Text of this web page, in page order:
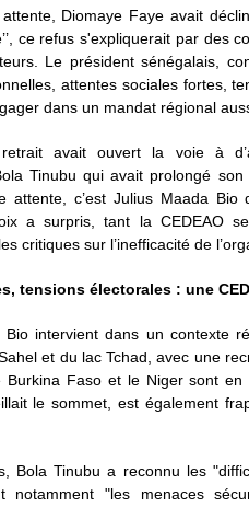
Diomaye Faye avait
ce refus s'expliquerait par des
Le président sénégalais,
attentes sociales fortes,
dans un mandat régional
avait ouvert la voie à
Tinubu qui avait prolongé
attente, c’est Julius Maada
a surpris, tant la CEDEAO
critiques sur l’inefficacité de
tensions électorales : une
intervient dans un contexte
et du lac Tchad, avec une
Burkina Faso et le Niger sont
le sommet, est également
Bola Tinubu a reconnu les
notamment "les menaces